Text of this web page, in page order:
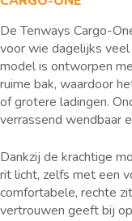
De Tenways Cargo-
voor wie dagelijks
model is ontworpen
ruime bak, waardoor
of grotere ladingen.
verrassend wendbaar
Dankzij de krachtige
rit licht, zelfs met een
comfortabele, rechte
vertrouwen geeft bij